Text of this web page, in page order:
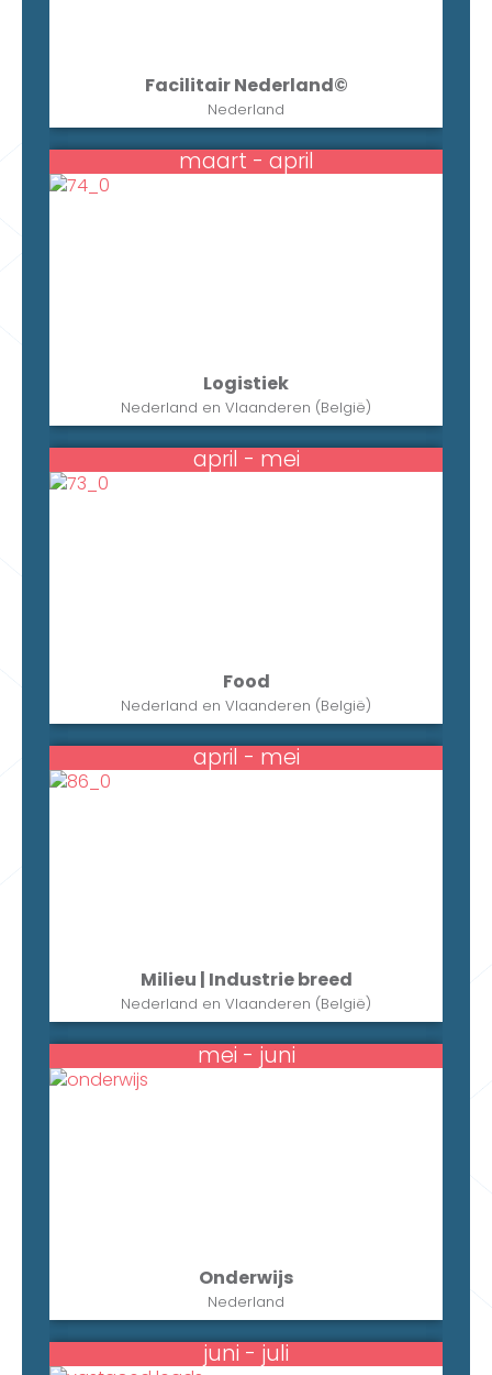
Facilitair Nederland©
Nederland
maart - april
Logistiek
Nederland en Vlaanderen (België)
april - mei
Food
Nederland en Vlaanderen (België)
april - mei
Milieu | Industrie breed
Nederland en Vlaanderen (België)
mei - juni
Onderwijs
Nederland
juni - juli